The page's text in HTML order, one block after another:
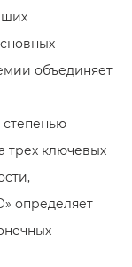
объединяет
трех ключевых
определяет